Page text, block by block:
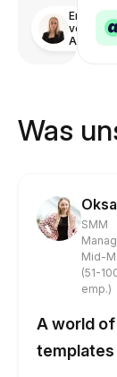
Entworfen
von
Anastasiia
Was
SMM
Mid-
(51-
emp.)
A world of
templates